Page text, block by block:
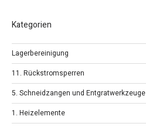
Kategorien
Lagerbereinigung
11. Rückstromsperren
5. Schneidzangen und Entgratwerkzeuge
1. Heizelemente